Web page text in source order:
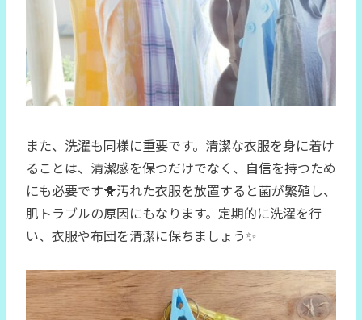
また、洗濯も同様に重要です。清潔な衣服を身に着け
ることは、清潔感を保つだけでなく、自信を持つため
にも必要です🐥汚れた衣服を放置すると菌が繁殖し、
肌トラブルの原因にもなります。定期的に洗濯を行
い、衣服や布団を清潔に保ちましょう✨